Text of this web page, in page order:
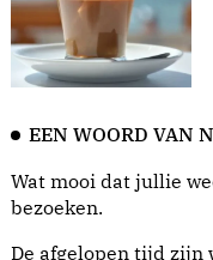
EEN WOORD VAN
Wat mooi dat jullie
bezoeken.
De afgelopen tijd zijn